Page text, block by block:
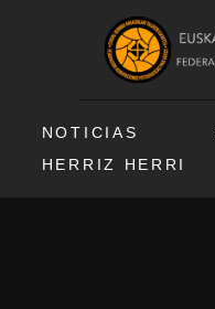
NOTICIAS
HERRIZ HERRI